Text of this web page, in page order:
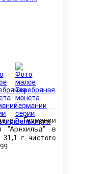
Германии
"Арнхильд" в
г чистого